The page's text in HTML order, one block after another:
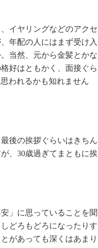
イヤリングなどのアクセ
年配の人にはまず受け入
当然、元から金髪とかな
好はともかく、面接ぐら
われるかも知れません
後の挨拶ぐらいはきちん
、30歳過ぎてまともに挨
」に思っていることを聞
どろもどろになったりす
があっても深くはあまり